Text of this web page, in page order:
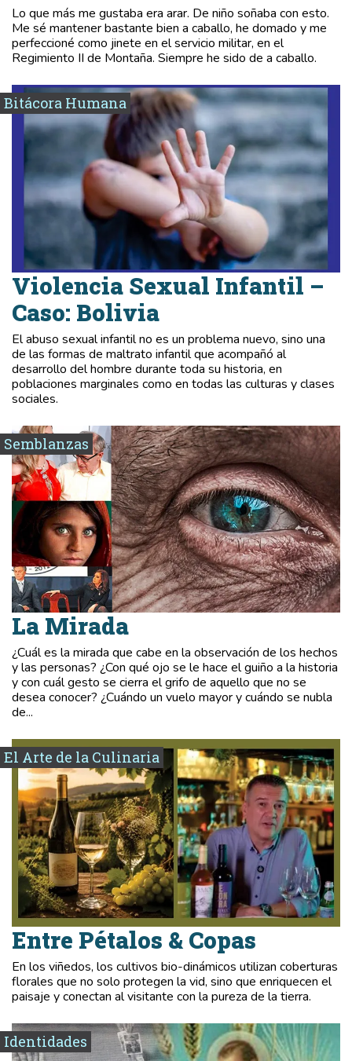
Lo que más me gustaba era arar. De niño soñaba con esto.
Me sé mantener bastante bien a caballo, he domado y me
perfeccioné como jinete en el servicio militar, en el
Regimiento II de Montaña. Siempre he sido de a caballo.
Bitácora Humana
Violencia Sexual Infantil –
Caso: Bolivia
El abuso sexual infantil no es un problema nuevo, sino una
de las formas de maltrato infantil que acompañó al
desarrollo del hombre durante toda su historia, en
poblaciones marginales como en todas las culturas y clases
sociales.
Semblanzas
La Mirada
¿Cuál es la mirada que cabe en la observación de los hechos
y las personas? ¿Con qué ojo se le hace el guiño a la historia
y con cuál gesto se cierra el grifo de aquello que no se
desea conocer? ¿Cuándo un vuelo mayor y cuándo se nubla
de...
El Arte de la Culinaria
Entre Pétalos & Copas
En los viñedos, los cultivos bio-dinámicos utilizan coberturas
florales que no solo protegen la vid, sino que enriquecen el
paisaje y conectan al visitante con la pureza de la tierra.
Identidades